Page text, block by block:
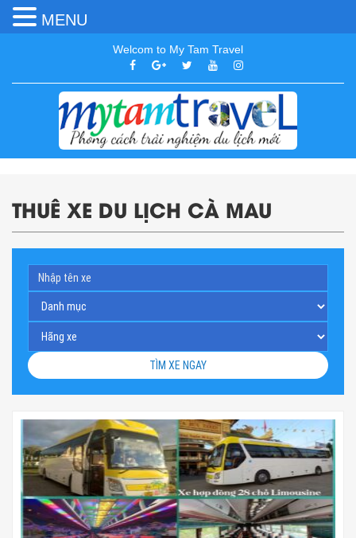
Welcom to My Tam Travel
THUÊ XE DU LỊCH CÀ MAU
TÌM XE NGAY
MENU